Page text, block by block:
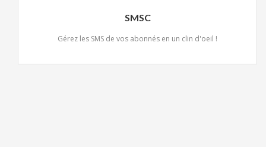
SMSC
Gérez les SMS de vos abonnés en un clin d'oeil !